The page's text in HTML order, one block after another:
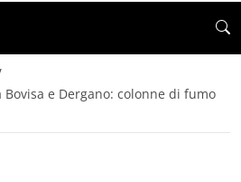
e Dergano: colonne di fumo